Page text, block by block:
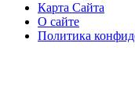
Карта Сайта
О сайте
Политика